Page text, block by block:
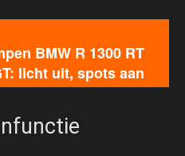
BMW R 1300 RT
licht uit, spots aan